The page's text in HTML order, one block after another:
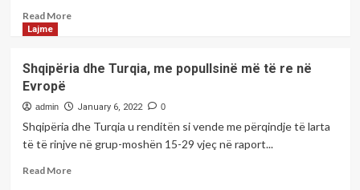
sot
Read MoreRead
në
ndahet
nga
në
Lajme
Shqipëria dhe Turqia, me popullsinë më të re në
Evropë
admin January 6, 2022 0
Shqipëria dhe Turqia u renditën si vende me përqindje të larta
të të rinjve në grup-moshën 15-29 vjeç në raport...
Read MoreRead